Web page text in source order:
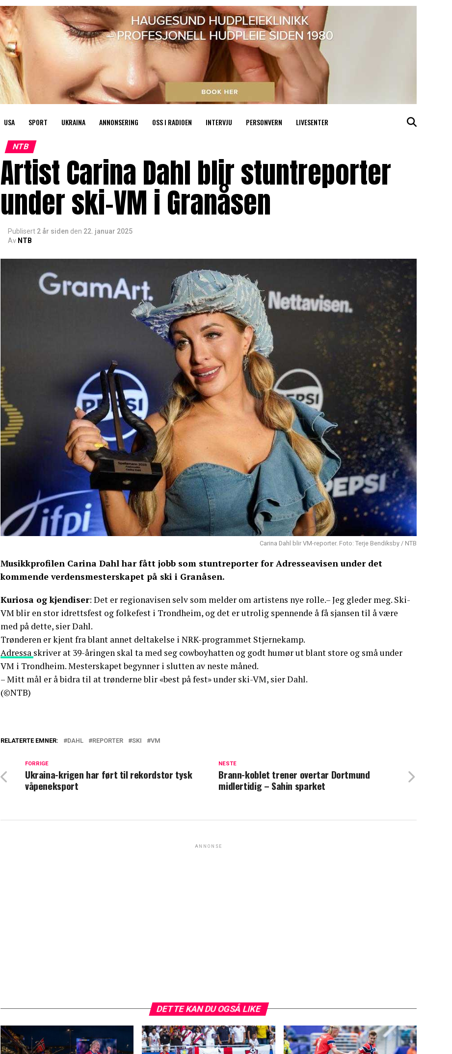
USA SPORT UKRAINA ANNONSERING OSS I RADIOEN INTERVJU PERSONVERN LIVESENTER
NTB
Artist Carina Dahl blir stuntreporter
under ski-VM i Granåsen
Publisert 2 år siden den 22. januar 2025
Av NTB
Carina Dahl blir VM-reporter. Foto: Terje Bendiksby / NTB
Musikkprofilen Carina Dahl har fått jobb som stuntreporter for Adresseavisen under det
kommende verdensmesterskapet på ski i Granåsen.
Kuriosa og kjendiser: Det er regionavisen selv som melder om artistens nye rolle.– Jeg gleder meg. Ski-
VM blir en stor idrettsfest og folkefest i Trondheim, og det er utrolig spennende å få sjansen til å være
med på dette, sier Dahl.
Trønderen er kjent fra blant annet deltakelse i NRK-programmet Stjernekamp.
Adressa skriver at 39-åringen skal ta med seg cowboyhatten og godt humør ut blant store og små under
VM i Trondheim. Mesterskapet begynner i slutten av neste måned.
– Mitt mål er å bidra til at trønderne blir «best på fest» under ski-VM, sier Dahl.
(©NTB)
RELATERTE EMNER: DAHL REPORTER SKI VM
NESTE
Brann-koblet trener overtar Dortmund
midlertidig – Sahin sparket
FORRIGE
Ukraina-krigen har ført til rekordstor tysk
våpeneksport
ANNONSE
DETTE KAN DU OGSÅ LIKE